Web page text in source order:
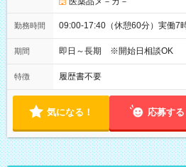
勤務時間 09:00-17:40（休憩60分）実働7
期間 即日～長期 ※開始日相談OK
特徴 履歴書不要
気になる！ 応募する